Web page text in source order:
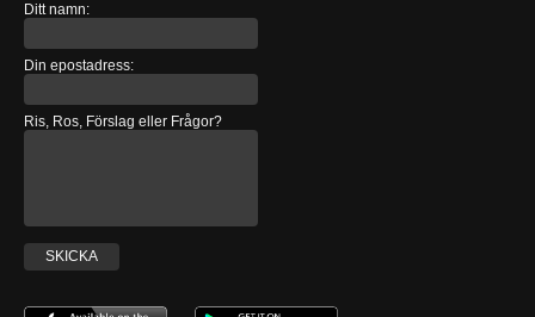
Ditt namn:
Din epostadress:
Ris, Ros, Förslag eller Frågor?
SKICKA